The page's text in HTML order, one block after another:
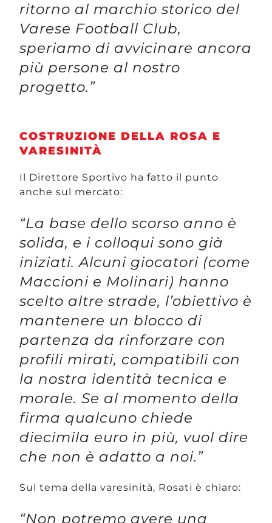
ritorno al marchio storico del
Varese Football Club,
speriamo di avvicinare ancora
più persone al nostro
progetto.”
COSTRUZIONE DELLA ROSA E
VARESINITÀ
Il Direttore Sportivo ha fatto il punto
anche sul mercato:
“La base dello scorso anno è
solida, e i colloqui sono già
iniziati. Alcuni giocatori (come
Maccioni e Molinari) hanno
scelto altre strade, l’obiettivo è
mantenere un blocco di
partenza da rinforzare con
profili mirati, compatibili con
la nostra identità tecnica e
morale. Se al momento della
firma qualcuno chiede
diecimila euro in più, vuol dire
che non è adatto a noi.”
Sul tema della varesinità, Rosati è chiaro:
“Non potremo avere una